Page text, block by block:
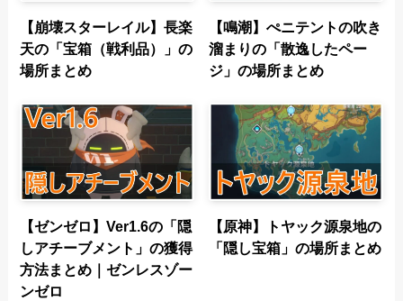
【崩壊スターレイル】長楽
天の「宝箱（戦利品）」の
場所まとめ
【鳴潮】ぺニテントの吹き
溜まりの「散逸したペー
ジ」の場所まとめ
【ゼンゼロ】Ver1.6の「隠
しアチーブメント」の獲得
方法まとめ｜ゼンレスゾー
ンゼロ
【原神】トヤック源泉地の
「隠し宝箱」の場所まとめ